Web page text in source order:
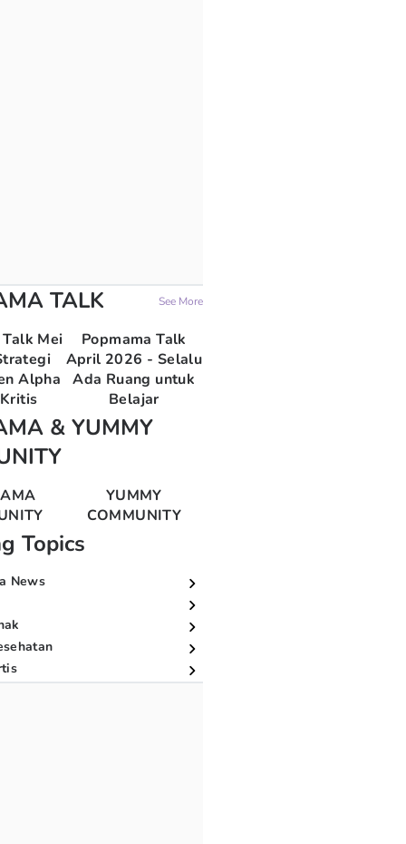
TALK See More
Mei
Alpha
Popmama Talk
April 2026 - Selalu
Ada Ruang untuk
Belajar
& YUMMY
YUMMY
COMMUNITY
Topics
News